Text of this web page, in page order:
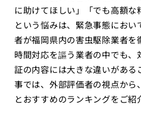
に助けてほしい」「でも高額な
という悩みは、緊急事態にお
者が福岡県内の害虫駆除業者
時間対応を謳う業者の中でも
証の内容には大きな違いがあ
事では、外部評価者の視点か
とおすすめのランキングをご紹